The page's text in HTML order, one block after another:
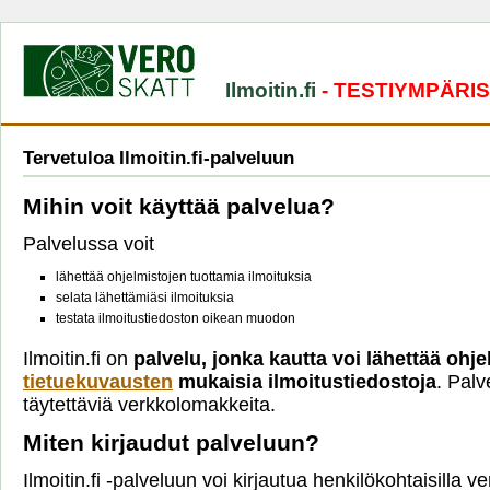
Ilmoitin.fi -
Tervetuloa Ilmoitin.fi-palveluun
Mihin voit käyttää palvelua?
Palvelussa voit
lähettää ohjelmistojen tuottamia ilmoituksia
selata lähettämiäsi ilmoituksia
testata ilmoitustiedoston oikean muodon
Ilmoitin.fi on palvelu, jonka kautta voi lähettää
tietuekuvausten mukaisia ilmoitustiedostoja.
täytettäviä verkkolomakkeita.
Miten kirjaudut palveluun?
Ilmoitin.fi -palveluun voi kirjautua henkilökohtaisilla